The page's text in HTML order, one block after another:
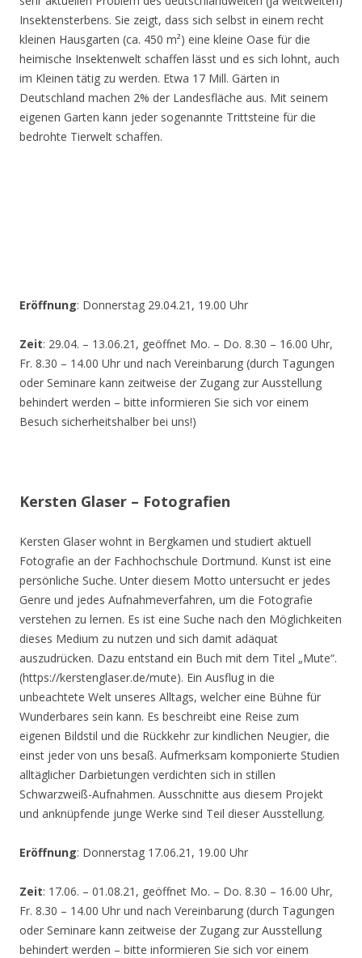
Insektensterbens. Sie zeigt, dass sich selbst in einem recht
kleinen Hausgarten (ca. 450 m²) eine kleine Oase für die
heimische Insektenwelt schaffen lässt und es sich lohnt, auch
im Kleinen tätig zu werden. Etwa 17 Mill. Gärten in
Deutschland machen 2% der Landesfläche aus. Mit seinem
eigenen Garten kann jeder sogenannte Trittsteine für die
bedrohte Tierwelt schaffen.
Eröffnung: Donnerstag 29.04.21, 19.00 Uhr
Zeit: 29.04. – 13.06.21, geöffnet Mo. – Do. 8.30 – 16.00 Uhr,
Fr. 8.30 – 14.00 Uhr und nach Vereinbarung (durch Tagungen
oder Seminare kann zeitweise der Zugang zur Ausstellung
behindert werden – bitte informieren Sie sich vor einem
Besuch sicherheitshalber bei uns!)
Kersten Glaser – Fotografien
Kersten Glaser wohnt in Bergkamen und studiert aktuell
Fotografie an der Fachhochschule Dortmund. Kunst ist eine
persönliche Suche. Unter diesem Motto untersucht er jedes
Genre und jedes Aufnahmeverfahren, um die Fotografie
verstehen zu lernen. Es ist eine Suche nach den Möglichkeiten
dieses Medium zu nutzen und sich damit adäquat
auszudrücken. Dazu entstand ein Buch mit dem Titel „Mute“.
(https://kerstenglaser.de/mute). Ein Ausflug in die
unbeachtete Welt unseres Alltags, welcher eine Bühne für
Wunderbares sein kann. Es beschreibt eine Reise zum
eigenen Bildstil und die Rückkehr zur kindlichen Neugier, die
einst jeder von uns besaß. Aufmerksam komponierte Studien
alltäglicher Darbietungen verdichten sich in stillen
Schwarzweiß-Aufnahmen. Ausschnitte aus diesem Projekt
und anknüpfende junge Werke sind Teil dieser Ausstellung.
Eröffnung: Donnerstag 17.06.21, 19.00 Uhr
Zeit: 17.06. – 01.08.21, geöffnet Mo. – Do. 8.30 – 16.00 Uhr,
Fr. 8.30 – 14.00 Uhr und nach Vereinbarung (durch Tagungen
oder Seminare kann zeitweise der Zugang zur Ausstellung
behindert werden – bitte informieren Sie sich vor einem